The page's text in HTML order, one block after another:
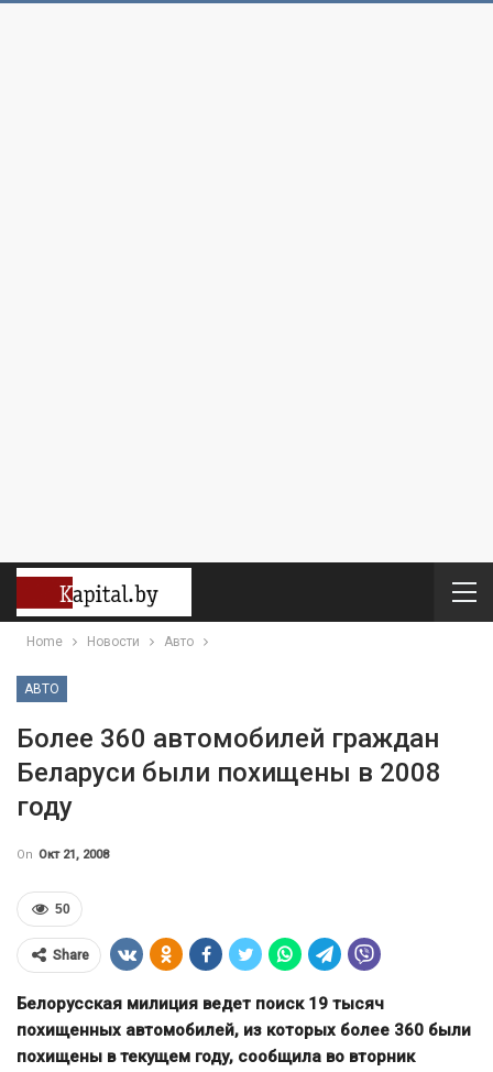
Home Новости Авто
АВТО
Более 360 автомобилей граждан
Беларуси были похищены в 2008
году
On Окт 21, 2008
50
Share
Белорусская милиция ведет поиск 19 тысяч
похищенных автомобилей, из которых более 360 были
похищены в текущем году, сообщила во вторник